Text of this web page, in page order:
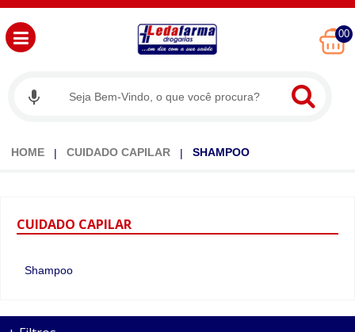
00
HOME CUIDADO CAPILAR SHAMPOO
CUIDADO CAPILAR
Shampoo